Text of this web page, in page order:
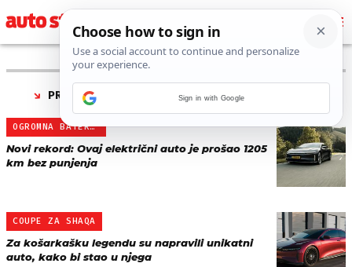
PRONAĐENO 5 REZULTATA ZA TAG “
OGROMNA BATERIJA
Novi rekord: Ovaj električni auto je prošao 1205
km bez punjenja
COUPE ZA SHAQA
Za košarkašku legendu su napravili unikatni
auto, kako bi stao u njega
Sign in with Google